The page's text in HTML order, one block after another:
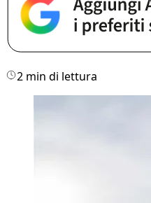
2 min di lettura